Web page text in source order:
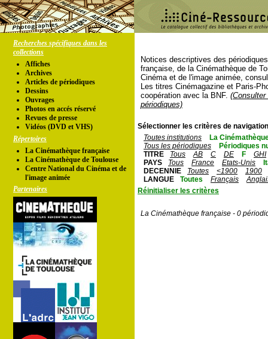
Recherches spécifiques dans les
collections
Affiches
Archives
Articles de périodiques
Dessins
Ouvrages
Photos en accés réservé
Revues de presse
Vidéos (DVD et VHS)
Répertoires
La Cinémathèque française
La Cinémathèque de Toulouse
Centre National du Cinéma et de
l'image animée
Partenaires
Notices descriptives des
française, de la Cinémathèque de
Cinéma et de l'image animée,
Les titres Cinémagazine et Paris-
coopération avec la BNF.
périodiques)
Sélectionner les critères de
Toutes institutions
La
Tous les périodiques
Périodiques
TITRE
Tous AB C DE F
GHI
PAYS
Tous France Etats-Unis
DECENNIE
Toutes <1900
1900
LANGUE
Toutes Français
Réinitialiser les critères
La Cinémathèque française - 0